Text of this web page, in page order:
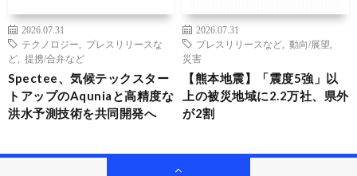
2026.07.31
テクノロジー
プレスリリースな
ど
提携/合弁など
Spectee、気候テックスター
トアップのAquniaと高精度な
洪水予測技術を共同開発へ
2026.07.31
プレスリリースなど
動向/展望
災害
【熊本地震】「震度5強」以
上の被災地域に2.2万社、県外
が2割